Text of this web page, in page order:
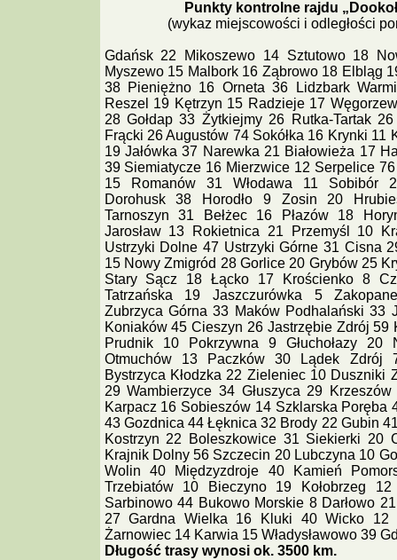
Punkty kontrolne rajdu
(wykaz miejscowości i odległości
Gdańsk 22 Mikoszewo 14 Sztutowo 18
Myszewo 15 Malbork 16 Ząbrowo 18 Elbląg
38 Pieniężno 16 Orneta 36 Lidzbark
Reszel 19 Kętrzyn 15 Radzieje 17
28 Gołdap 33 Żytkiejmy 26 Rutka-Tartak
Frącki 26 Augustów 74 Sokółka 16 Krynki 11
19 Jałówka 37 Narewka 21 Białowieża 17
39 Siemiatycze 16 Mierzwice 12 Serpelice
15 Romanów 31 Włodawa 11 Sobibór
Dorohusk 38 Horodło 9 Zosin 20
Tarnoszyn 31 Bełżec 16 Płazów 18
Jarosław 13 Rokietnica 21 Przemyśl 10
Ustrzyki Dolne 47 Ustrzyki Górne 31 Cisna
15 Nowy Zmigród 28 Gorlice 20 Grybów 25
Stary Sącz 18 Łącko 17 Krościenko 8
Tatrzańska 19 Jaszczurówka 5
Zubrzyca Górna 33 Maków Podhalański 33
Koniaków 45 Cieszyn 26 Jastrzębie Zdrój 59
Prudnik 10 Pokrzywna 9 Głuchołazy
Otmuchów 13 Paczków 30 Lądek Zdrój
Bystrzyca Kłodzka 22 Zieleniec 10 Duszniki
29 Wambierzyce 34 Głuszyca 29
Karpacz 16 Sobieszów 14 Szklarska Poręba
43 Gozdnica 44 Łęknica 32 Brody 22 Gubin
Kostrzyn 22 Boleszkowice 31 Siekierki 20
Krajnik Dolny 56 Szczecin 20 Lubczyna 10
Wolin 40 Międzyzdroje 40 Kamień
Trzebiatów 10 Bieczyno 19 Kołobrzeg
Sarbinowo 44 Bukowo Morskie 8 Darłowo
27 Gardna Wielka 16 Kluki 40 Wicko 12
Żarnowiec 14 Karwia 15 Władysławowo 39
Długość trasy wynosi ok. 3500 km.